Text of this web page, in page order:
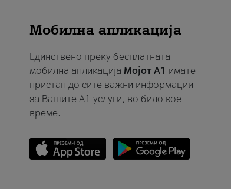
Мобилна апликација
Единствено преку бесплатната
мобилна апликација Мојот A1 имате
пристап до сите важни информации
за Вашите A1 услуги, во било кое
време.